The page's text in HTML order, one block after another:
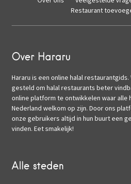
Restaurant
Over Hararu
Hararu is een online halal
gesteld om halal restaurants beter
online platform te ontwikkelen waar alle
Nederland welkom op zijn. Door ons
onze gebruikers altijd in hun buurt een
vinden. Eet smakelijk!
Alle steden